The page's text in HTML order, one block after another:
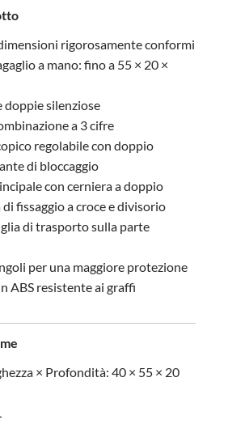
rigorosamente conformi
a mano: fino a 55 × 20 ×
doppie silenziose
a 3 cifre
regolabile con doppio
di bloccaggio
con cerniera a doppio
di fissaggio a croce e divisorio
di trasporto sulla parte
per una maggiore protezione
ABS resistente ai graffi
× Profondità: 40 × 55 × 20